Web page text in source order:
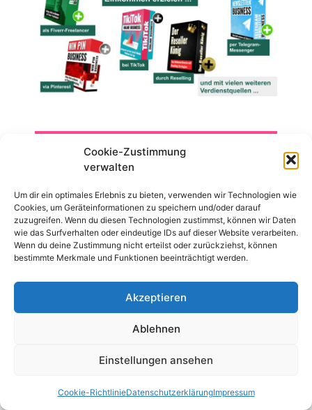
Cookie-Zustimmung
verwalten
Um dir ein optimales Erlebnis zu bieten, verwenden wir Technologien wie
Cookies, um Geräteinformationen zu speichern und/oder darauf
zuzugreifen. Wenn du diesen Technologien zustimmst, können wir Daten
wie das Surfverhalten oder eindeutige IDs auf dieser Website verarbeiten.
Wenn du deine Zustimmung nicht erteilst oder zurückziehst, können
bestimmte Merkmale und Funktionen beeinträchtigt werden.
Akzeptieren
Ablehnen
Einstellungen ansehen
Cookie-RichtlinieDatenschutzerklärungImpressum
NEU: inkl. diesem Bonus!
+ Hörbücher) inkl. Verkaufslizenzen +
Cover zum Geld verdienen /
Weiterverkauf (auch
Individualisierungen möglich. Sie
können Inhalte, Titel ändern, Cover
einsetzen etc.)
Bequeme Zahlungen alle 6
Monate über 239,94 €.